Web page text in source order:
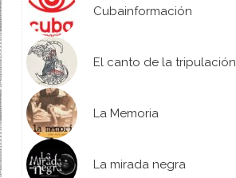
Cubainformación
El canto de la tripulación
La Memoria
La mirada negra